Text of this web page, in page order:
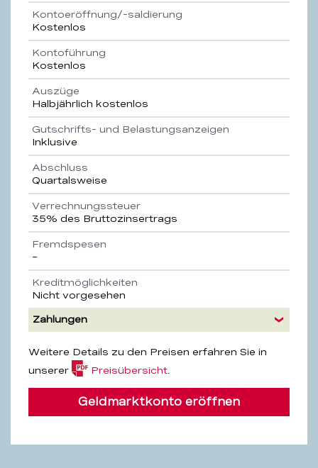
Kontoeröffnung/-saldierung
Kostenlos
Kontoführung
Kostenlos
Auszüge
Halbjährlich kostenlos
Gutschrifts- und Belastungsanzeigen
Inklusive
Abschluss
Quartalsweise
Verrechnungssteuer
35% des Bruttozinsertrags
Fremdspesen
–
Kreditmöglichkeiten
Nicht vorgesehen
Zahlungen
Weitere Details zu den Preisen erfahren Sie in
unserer
Preisübersicht4.2
Geldmarktkonto eröffnen